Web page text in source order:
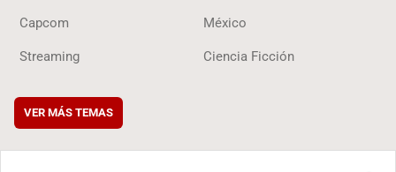
Capcom México
Streaming Ciencia Ficción
VER MÁS TEMAS